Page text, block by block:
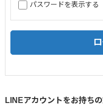
企業情報
採用情報
パスワードを表示する
LINEアカウントをお持ち